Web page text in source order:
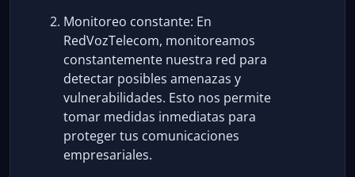
Monitoreo constante: En
RedVozTelecom, monitoreamos
constantemente nuestra red para
detectar posibles amenazas y
vulnerabilidades. Esto nos permite
tomar medidas inmediatas para
proteger tus comunicaciones
empresariales.